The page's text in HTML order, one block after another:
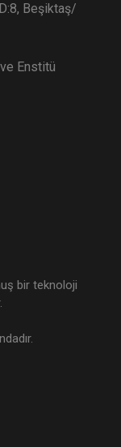
Beşiktaş/
Enstitü
bir teknoloji